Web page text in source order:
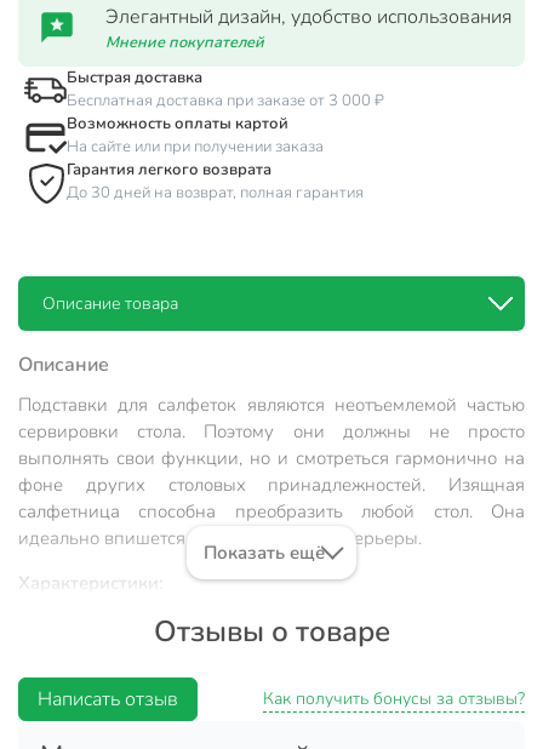
Элегантный дизайн, удобство использования
Мнение покупателей
Быстрая доставка
Бесплатная доставка при заказе от 3 000 ₽
Возможность оплаты картой
На сайте или при получении заказа
Гарантия легкого возврата
До 30 дней на возврат, полная гарантия
Описание товара
Описание
Подставки для салфеток являются неотъемлемой частью
сервировки стола. Поэтому они должны не просто
выполнять свои функции, но и смотреться гармонично на
фоне других столовых принадлежностей. Изящная
салфетница способна преобразить любой стол. Она
идеально впишется в современные интерьеры.
Характеристики:
Тип: салфетница.
Цвет: белый.
Показать ещё
Отзывы о товаре
Написать отзыв Как получить бонусы за отзывы?